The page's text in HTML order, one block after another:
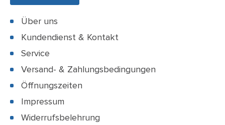
Über uns
Kundendienst & Kontakt
Service
Versand- & Zahlungsbedingungen
Öffnungszeiten
Impressum
Widerrufsbelehrung